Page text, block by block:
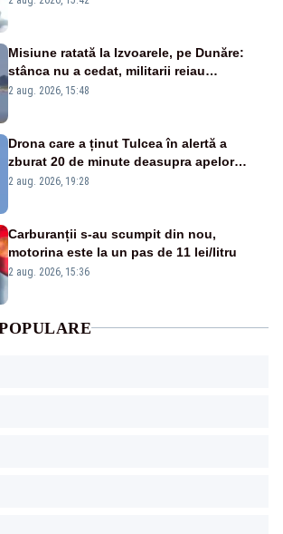
Misiune ratată la Izvoarele, pe Dunăre:
stânca nu a cedat, militarii reiau
detonările luni – VIDEO
2 aug. 2026, 15:48
Drona care a ținut Tulcea în alertă a
zburat 20 de minute deasupra apelor
României. Au fost ridicate două F-16
2 aug. 2026, 19:28
Carburanții s-au scumpit din nou,
motorina este la un pas de 11 lei/litru
2 aug. 2026, 15:36